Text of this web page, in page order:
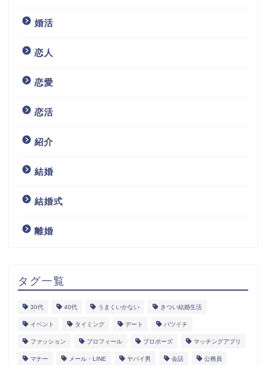
婚活
恋人
恋愛
恋活
紹介
結婚
結婚式
離婚
タグ一覧
30代 40代 うまくいかない きつい結婚生活
イベント タイミング デート バツイチ
ファッション プロフィール プロポーズ マッチングアプリ
マナー メール・LINE ヤバイ男 会話 公務員